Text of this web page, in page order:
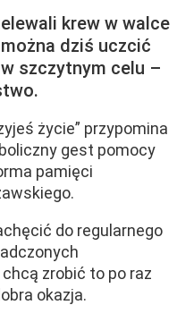
krew w walce
dziś uczcić
szczytnym celu –
życie” przypomina
gest pomocy
pamięci
do regularnego
zrobić to po raz
okazja.